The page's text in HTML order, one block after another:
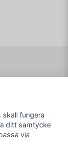
fungera
ditt samtycke
via